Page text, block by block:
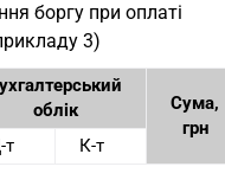
боргу при оплаті
3)
облік
Сума,
грн
т
К-т